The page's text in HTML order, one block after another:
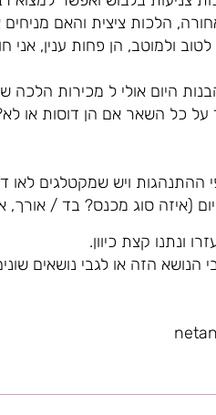
הלכות ציצית והאם
ולמוטב, הן פחות ענין,
היום אולי ל מכירות
על כל השאר אם הן דוסות או
ההתנהגות ויש שמקטלגים לאו
(איזה סוג מכנס? בד / אורך,
ונתנו קצת כיוון.
הנושא הזה או לגבי נושאים